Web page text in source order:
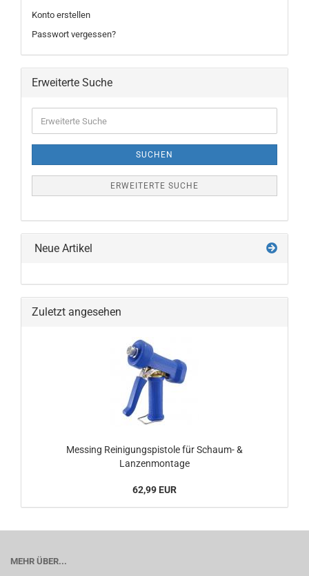
Konto erstellen
Passwort vergessen?
Erweiterte Suche
Suche
SUCHEN
ERWEITERTE SUCHE
Neue Artikel
Zuletzt angesehen
Messing Reinigungspistole für Schaum- &
Lanzenmontage
62,99 EUR
MEHR ÜBER...